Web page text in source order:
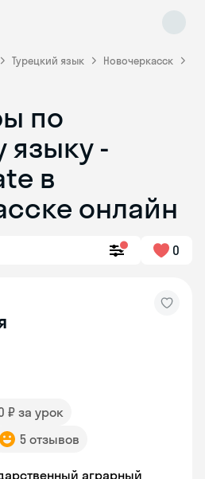
Турецкий язык
Новочеркасск
по
языку -
в
онлайн
0
₽ за урок
5 отзывов
аграрный